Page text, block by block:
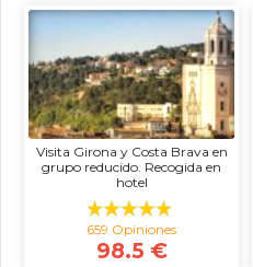
Visita Girona y Costa Brava en
grupo reducido. Recogida en
hotel
659 Opiniones
98.5 €